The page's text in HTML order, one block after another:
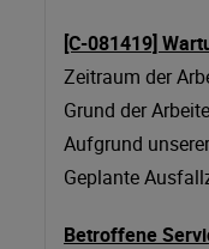
[C-081419]
Zeitraum der
Grund der
Aufgrund
Geplante
Betroffene